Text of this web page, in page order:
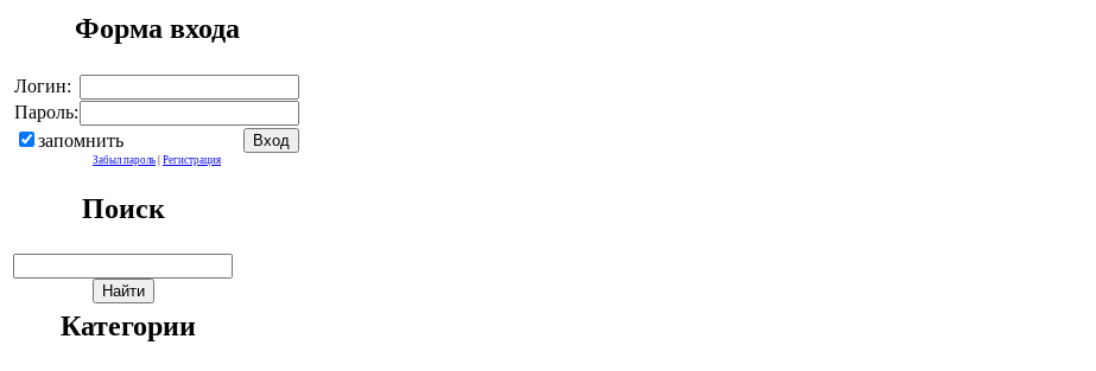
Форма входа
Логин:
Пароль:
запомнить
Забыл пароль Регистрация
Поиск
Категории